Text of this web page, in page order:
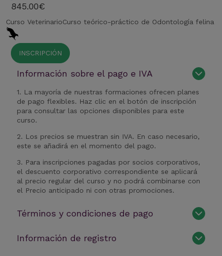
845.00€
Curso VeterinarioCurso teórico-práctico de Odontología felina
INSCRIPCIÓN
Información sobre el pago e IVA
1. La mayoría de nuestras formaciones ofrecen planes
de pago flexibles. Haz clic en el botón de inscripción
para consultar las opciones disponibles para este
curso.
2. Los precios se muestran sin IVA. En caso necesario,
este se añadirá en el momento del pago.
3. Para inscripciones pagadas por socios corporativos,
el descuento corporativo correspondiente se aplicará
al precio regular del curso y no podrá combinarse con
el Precio anticipado ni con otras promociones.
Términos y condiciones de pago
Información de registro